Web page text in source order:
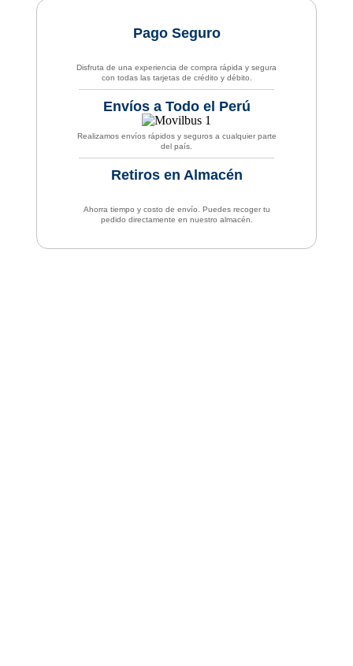
Pago Seguro
Disfruta de una experiencia de compra rápida y segura
con todas las tarjetas de crédito y débito.
Envíos a Todo el Perú
Realizamos envíos rápidos y seguros a cualquier parte
del país.
Retiros en Almacén
Ahorra tiempo y costo de envío. Puedes recoger tu
pedido directamente en nuestro almacén.